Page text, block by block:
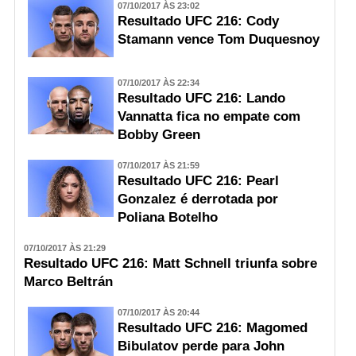
07/10/2017 ÀS 23:02
Resultado UFC 216: Cody
Stamann vence Tom Duquesnoy
07/10/2017 ÀS 22:34
Resultado UFC 216: Lando
Vannatta fica no empate com
Bobby Green
07/10/2017 ÀS 21:59
Resultado UFC 216: Pearl
Gonzalez é derrotada por
Poliana Botelho
07/10/2017 ÀS 21:29
Resultado UFC 216: Matt Schnell triunfa sobre
Marco Beltrán
07/10/2017 ÀS 20:44
Resultado UFC 216: Magomed
Bibulatov perde para John